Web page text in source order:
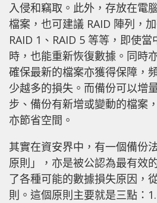
入侵和竊取。此外，存放在電
檔案，也可建議 RAID 陣列，
RAID 1、RAID 5 等等，即使
時，也能重新恢復數據。同時
確保最新的檔案亦獲得保障，
少越多的損失。而備份可以增
步、備份有新增或變動的檔案
亦節省空間。
其實在資安界中，有一個備份
原則」，亦是被公認為最有效
了各種可能的數據損失原因，
則。這個原則主要就是三點：